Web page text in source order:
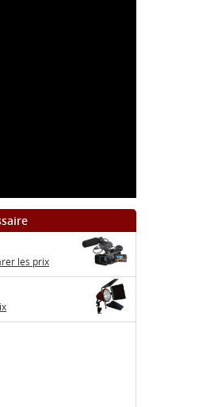
les prix